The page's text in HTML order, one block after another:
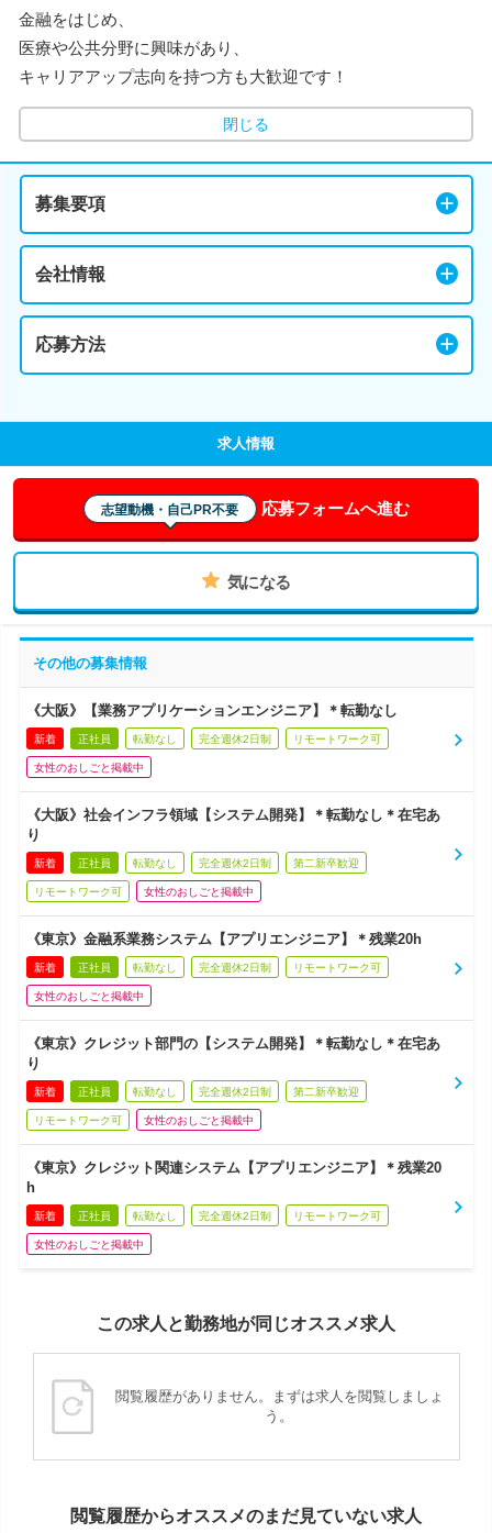
金融をはじめ、
医療や公共分野に興味があり、
キャリアアップ志向を持つ方も大歓迎です！
閉じる
募集要項
会社情報
応募方法
求人情報
志望動機・自己PR不要 応募フォームへ進む
気になる
その他の募集情報
《大阪》【業務アプリケーションエンジニア】＊転勤なし
新着 正社員 転勤なし 完全週休2日制 リモートワーク可
女性のおしごと掲載中
《大阪》社会インフラ領域【システム開発】＊転勤なし＊在宅あ
り
新着 正社員 転勤なし 完全週休2日制 第二新卒歓迎
リモートワーク可 女性のおしごと掲載中
《東京》金融系業務システム【アプリエンジニア】＊残業20h
新着 正社員 転勤なし 完全週休2日制 リモートワーク可
女性のおしごと掲載中
《東京》クレジット部門の【システム開発】＊転勤なし＊在宅あ
り
新着 正社員 転勤なし 完全週休2日制 第二新卒歓迎
リモートワーク可 女性のおしごと掲載中
《東京》クレジット関連システム【アプリエンジニア】＊残業20
h
新着 正社員 転勤なし 完全週休2日制 リモートワーク可
女性のおしごと掲載中
この求人と勤務地が同じオススメ求人
閲覧履歴がありません。まずは求人を閲覧しましょ
う。
閲覧履歴からオススメのまだ見ていない求人